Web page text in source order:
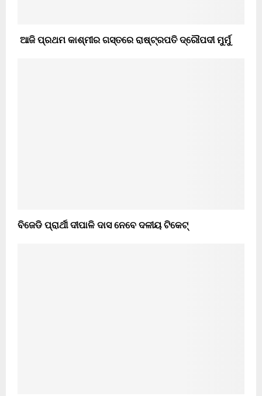
ଆଜି ପ୍ରଥମ କାଶ୍ମୀର ଗସ୍ତରେ ରାଷ୍ଟ୍ରପତି ଦ୍ରୌପଦୀ ମୁର୍ମୁ
ବିଜେଡି ପ୍ରାର୍ଥୀ ଦୀପାଳି ଦାସ ନେବେ ଦଳୀୟ ଟିକେଟ୍